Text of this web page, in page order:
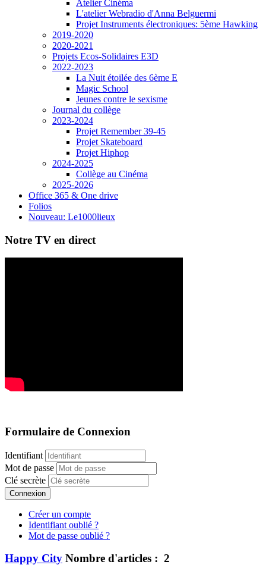
Atelier Cinéma
L'atelier Webradio d'Anna Belguermi
Projet Instruments électroniques: 5ème Hawking
2019-2020
2020-2021
Projets Ecos-Solidaires E3D
2022-2023
La Nuit étoilée des 6ème E
Magic School
Jeunes contre le sexisme
Journal du collège
2023-2024
Projet Remember 39-45
Projet Skateboard
Projet Hiphop
2024-2025
Collège au Cinéma
2025-2026
Office 365 & One drive
Folios
Nouveau: Le1000lieux
Notre TV en direct
Formulaire de Connexion
Identifiant
Mot de passe
Clé secrète
Connexion
Créer un compte
Identifiant oublié ?
Mot de passe oublié ?
Happy City Nombre d'articles : 2